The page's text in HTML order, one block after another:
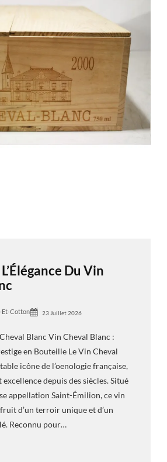
Du Vin
Et-Cotton 23 Juillet 2026
Blanc Vin Cheval Blanc :
en Bouteille Le Vin Cheval
icône de l’oenologie française,
depuis des siècles. Situé
appellation Saint-Émilion, ce vin
d’un terroir unique et d’un
Reconnu pour…